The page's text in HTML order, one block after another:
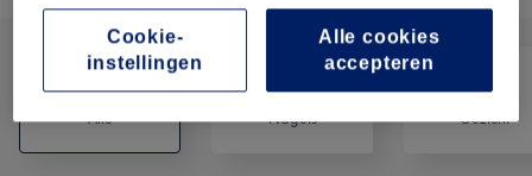
Alle Nagels Gezicht
Alle cookies
accepteren
Cookie-
instellingen